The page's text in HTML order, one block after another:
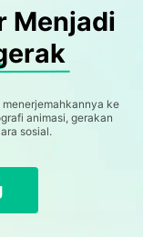
Menjadi
ke
animasi, gerakan
sosial.